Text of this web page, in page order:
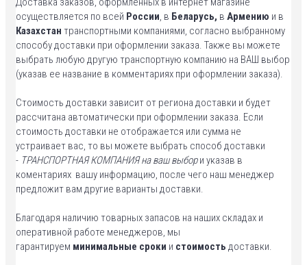
осуществляется по всей России, в Беларусь, в Армению и в
Казахстан транспортными компаниями, согласно выбранному
способу доставки при оформлении заказа. Также вы можете
выбрать любую другую транспортную компанию на ВАШ выбор
(указав ее название в комментариях при оформлении заказа).
Стоимость доставки зависит от региона доставки и будет
рассчитана автоматически при оформлении заказа. Если
стоимость доставки не отображается или сумма не
устраивает вас, то вы можете выбрать способ доставки
- ТРАНСПОРТНАЯ КОМПАНИЯ на ваш выбори указав в
коментариях вашу информацию, после чего наш менеджер
предложит вам другие варианты доставки.
Благодаря наличию товарных запасов на наших складах и
оперативной работе менеджеров, мы
гарантируем минимальные сроки и стоимость доставки.